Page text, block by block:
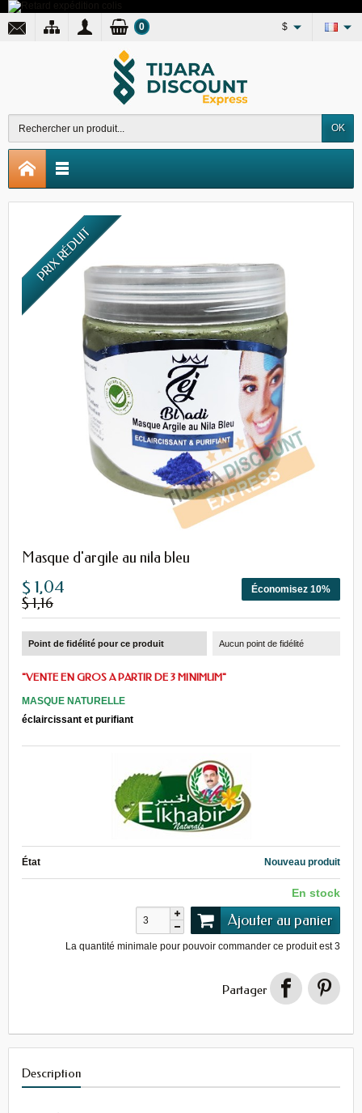
$
OK
0
PRIX RÉDUIT
Masque d'argile au nila bleu
Économisez 10%
$ 1,04
$ 1,16
Point de fidélité pour ce produit Aucun point de fidélité
"VENTE EN GROS A PARTIR DE 3 MINIMUM"
MASQUE NATURELLE
éclaircissant et purifiant
État Nouveau produit
En stock
Ajouter au panier
La quantité minimale pour pouvoir commander ce produit est3
Partager
Description